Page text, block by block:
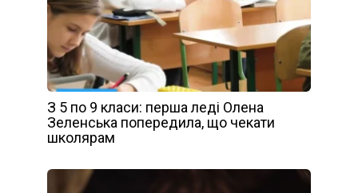
З 5 по 9 класи: перша леді Олена
Зеленська попередила, що чекати
школярам